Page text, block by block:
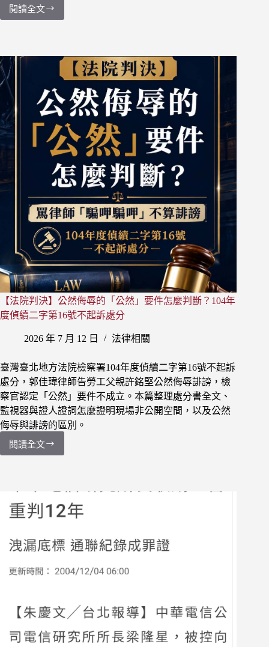
會
構
罪
閱讀全文
【判
判
字
第
號
辱
罪
案
（一）
完
整
判
決
文
【法院判決】公然侮辱的「公然」要件怎麼判斷？104年
度偵續二字第16號不起訴處分
2026 年 7 月 12 日 法律相關
臺灣臺北地方法院檢察署104年度偵續二字第16號不起訴
處分，郭佳瑋律師告勞工父親許銘堅公然侮辱誹謗，檢
察官認定「公然」要件不成立。本篇整理處分書全文、
監視器與證人證詞怎麼證明現場非公開空間，以及公然
侮辱與誹謗的區別。
閱讀全文
【法
公
然
辱
的
然」
怎
判